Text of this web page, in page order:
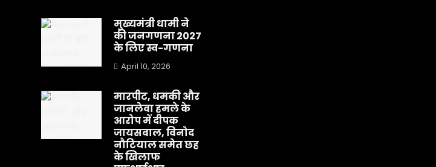
मुख्यमंत्री धामी ने
की जनगणना 2027
के लिए स्व-गणना
April 10, 2026
मारपीट, धमकी और
जानलेवा हमले के
आरोप में दीपक
जायसवाल, विनोद
नौटियाल समेत छह
के खिलाफ